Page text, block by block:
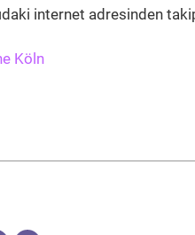
internet adresinden
Köln